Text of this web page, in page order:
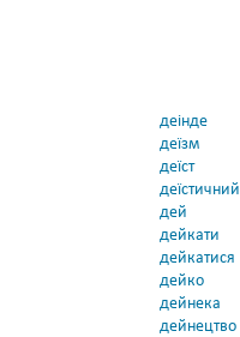
деінде
деїзм
деїст
деїстичний
дей
дейкати
дейкатися
дейко
дейнека
дейнецтво